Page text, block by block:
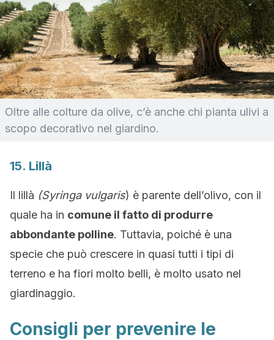
Oltre alle colture da olive, c’è anche chi pianta ulivi a
scopo decorativo nel giardino.
15. Lillà
Il lillà (Syringa vulgaris) è parente dell’olivo, con il
quale ha in comune il fatto di produrre
abbondante polline. Tuttavia, poiché è una
specie che può crescere in quasi tutti i tipi di
terreno e ha fiori molto belli, è molto usato nel
giardinaggio.
Consigli per prevenire le